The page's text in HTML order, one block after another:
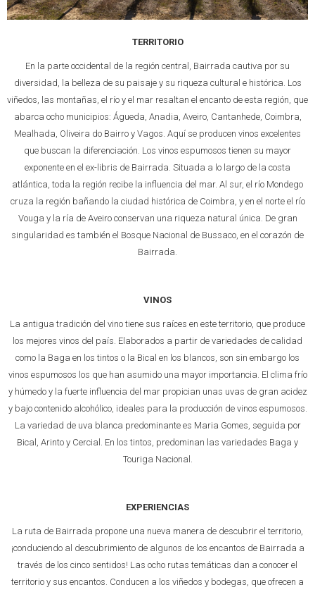
TERRITORIO
En la parte occidental de la región central, Bairrada cautiva por su
diversidad, la belleza de su paisaje y su riqueza cultural e histórica. Los
viñedos, las montañas, el río y el mar resaltan el encanto de esta región, que
abarca ocho municipios: Águeda, Anadia, Aveiro, Cantanhede, Coimbra,
Mealhada, Oliveira do Bairro y Vagos. Aquí se producen vinos excelentes
que buscan la diferenciación. Los vinos espumosos tienen su mayor
exponente en el ex-libris de Bairrada. Situada a lo largo de la costa
atlántica, toda la región recibe la influencia del mar. Al sur, el río Mondego
cruza la región bañando la ciudad histórica de Coimbra, y en el norte el río
Vouga y la ría de Aveiro conservan una riqueza natural única. De gran
singularidad es también el Bosque Nacional de Bussaco, en el corazón de
Bairrada.
VINOS
La antigua tradición del vino tiene sus raíces en este territorio, que produce
los mejores vinos del país. Elaborados a partir de variedades de calidad
como la Baga en los tintos o la Bical en los blancos, son sin embargo los
vinos espumosos los que han asumido una mayor importancia. El clima frío
y húmedo y la fuerte influencia del mar propician unas uvas de gran acidez
y bajo contenido alcohólico, ideales para la producción de vinos espumosos.
La variedad de uva blanca predominante es Maria Gomes, seguida por
Bical, Arinto y Cercial. En los tintos, predominan las variedades Baga y
Touriga Nacional.
EXPERIENCIAS
La ruta de Bairrada propone una nueva manera de descubrir el territorio,
¡conduciendo al descubrimiento de algunos de los encantos de Bairrada a
través de los cinco sentidos! Las ocho rutas temáticas dan a conocer el
territorio y sus encantos. Conducen a los viñedos y bodegas, que ofrecen a